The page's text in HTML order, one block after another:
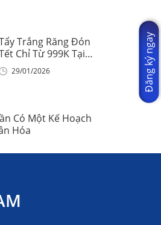
Trắng Răng Đón
Chỉ Từ 999K Tại
Nha Khoa Vinalign
29/01/2026
Có Một Kế Hoạch
Hóa
Đăng ký ngay